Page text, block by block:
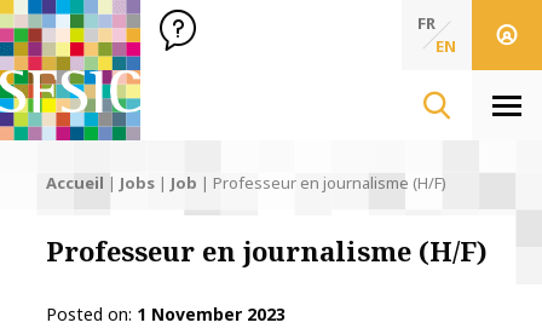
SFSIC Société Française des Sciences de l'Information & de
Société Française des Sciences de
FR
EN
Accueil | Jobs | Job | Professeur en journalisme (H/F)
Professeur en journalisme (H/F)
Posted on 1 November 2023